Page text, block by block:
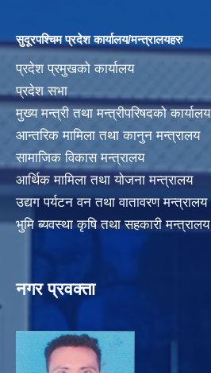
सुदूरपश्चिम प्रदेश कार्यालय/मन्त्रालयहरु
प्रदेश प्रमुखको कार्यालय
प्रदेश सभा
मुख्य मन्त्री तथा मन्त्रीपरिषदको कार्यालय
आन्तरिक मामिला तथा कानुन मन्त्रालय
सामाजिक विकास मन्त्रालय
आर्थिक मामिला तथा योजना मन्त्रालय
उद्यग पर्यटन वन तथा वातावरण मन्त्रालय
भुमि ब्यवस्था कृषि तथा सहकारी मन्त्रालय
नगर प्रवक्ता